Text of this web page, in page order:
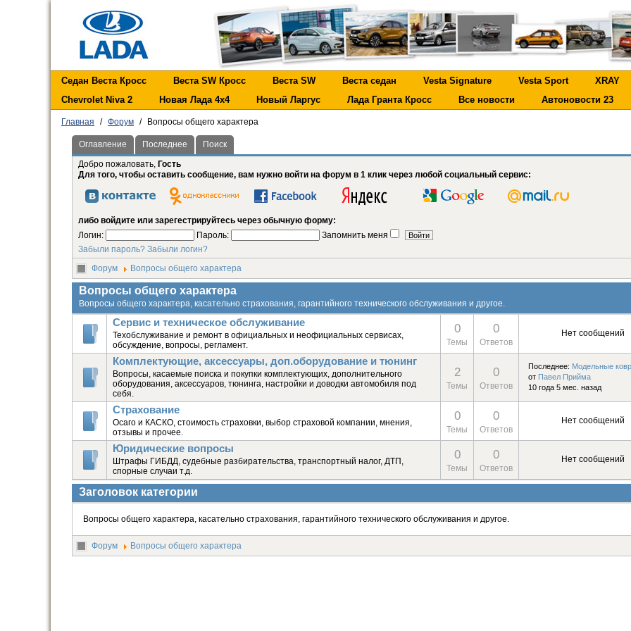
Седан Веста Кросс Веста SW Кросс Веста SW Веста седан Vesta Signature Vesta Sport XRAY
Chevrolet Niva 2
Новая Лада 4х4 Новый Ларгус Лада Гранта Кросс Все новости Автоновости 23
Главная / Форум / Вопросы общего характера
Оглавление Последнее
Поиск
Добро пожаловать, Гость
Для того, чтобы оставить сообщение, вам нужно войти на форум в 1 клик через любой социальный сервис:
либо войдите или зарегестрируйтесь через обычную форму:
Логин:
Пароль:
Запомнить меня
Забыли пароль? Забыли логин?
Форум
Вопросы общего характера
Вопросы общего характера
Вопросы общего характера, касательно страхования, гарантийного технического обслуживания и другое.
Сервис и техническое обслуживание
Техобслуживание и ремонт в официальных и неофициальных сервисах,
обсуждение, вопросы, регламент.
0
Темы
0
Ответов
Нет сообщений
Комплектующие, аксессуары, доп.оборудование и тюнинг
Вопросы, касаемые поиска и покупки комплектующих, дополнительного
оборудования, аксессуаров, тюнинга, настройки и доводки автомобиля под
себя.
2
Темы
0
Ответов
Последнее: Модельные
от Павел Прийма
10 года 5 мес. назад
Страхование
Осаго и КАСКО, стоимость страховки, выбор страховой компании, мнения,
отзывы и прочее.
0
Темы
0
Ответов
Нет сообщений
Юридические вопросы
Штрафы ГИБДД, судебные разбирательства, транспортный налог, ДТП,
спорные случаи т.д.
0
Темы
0
Ответов
Нет сообщений
Заголовок категории
Вопросы общего характера, касательно страхования, гарантийного технического обслуживания и другое.
Форум Вопросы общего характера